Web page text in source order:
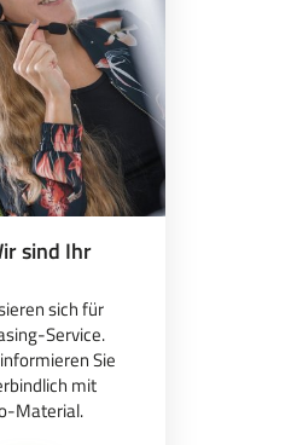
sind Ihr
sich für
Service.
Sie
mit
Material.